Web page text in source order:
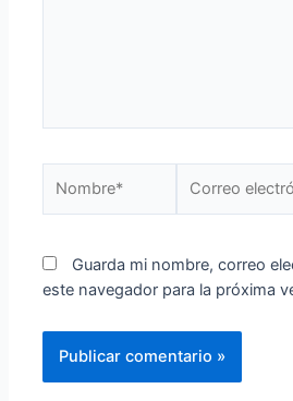
Guarda mi nombre, correo
este navegador para la próxima